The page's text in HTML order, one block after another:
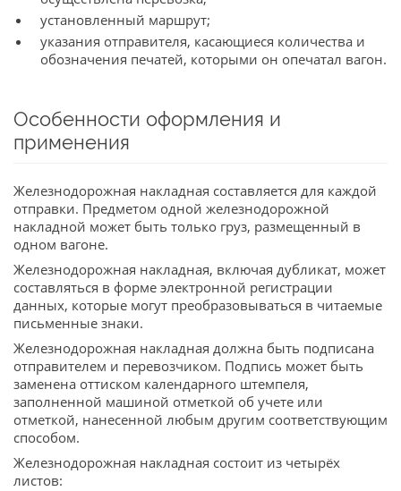
установленный маршрут;
указания отправителя, касающиеся количества и
обозначения печатей, которыми он опечатал вагон.
Особенности оформления и
применения
Железнодорожная накладная составляется для каждой
отправки. Предметом одной железнодорожной
накладной может быть только груз, размещенный в
одном вагоне.
Железнодорожная накладная, включая дубликат, может
составляться в форме электронной регистрации
данных, которые могут преобразовываться в читаемые
письменные знаки.
Железнодорожная накладная должна быть подписана
отправителем и перевозчиком. Подпись может быть
заменена оттиском календарного штемпеля,
заполненной машиной отметкой об учете или
отметкой, нанесенной любым другим соответствующим
способом.
Железнодорожная накладная состоит из четырёх
листов: